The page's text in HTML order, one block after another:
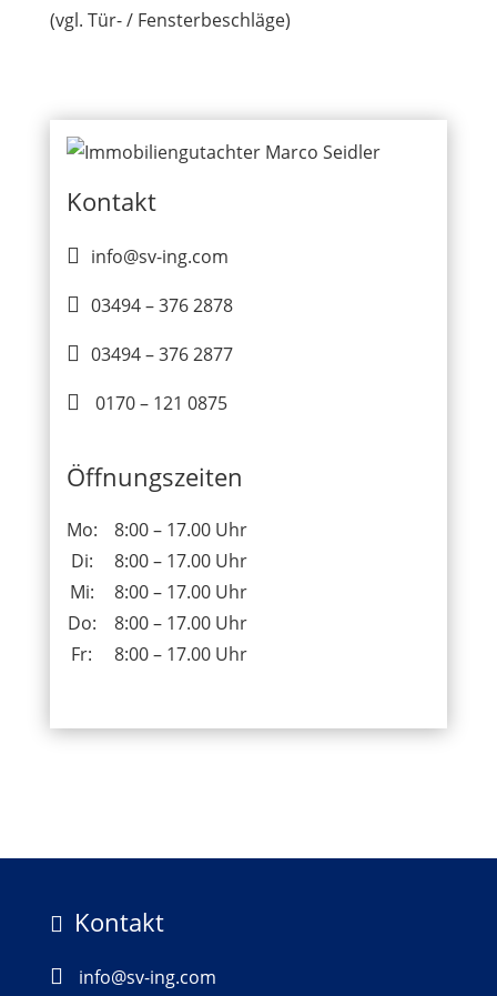
(vgl. Tür- / Fensterbeschläge)
Kontakt
 info@sv-ing.com
 03494 – 376 2878
 03494 – 376 2877

0170 – 121 0875
Öffnungszeiten
Mo:
8:00 – 17.00 Uhr
Di:
8:00 – 17.00 Uhr
Mi:
8:00 – 17.00 Uhr
Do:
8:00 – 17.00 Uhr
Fr:
8:00 – 17.00 Uhr
 Kontakt

info@sv-ing.com